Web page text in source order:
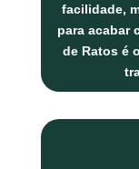
facilidade,
para acabar
de Ratos é